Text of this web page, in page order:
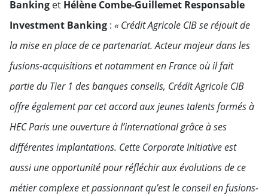
Banking et Hélène Combe-Guillemet Responsable
Investment Banking : « Crédit Agricole CIB se réjouit de
la mise en place de ce partenariat. Acteur majeur dans les
fusions-acquisitions et notamment en France où il fait
partie du Tier 1 des banques conseils, Crédit Agricole CIB
offre également par cet accord aux jeunes talents formés à
HEC Paris une ouverture à l’international grâce à ses
différentes implantations. Cette Corporate Initiative est
aussi une opportunité pour réfléchir aux évolutions de ce
métier complexe et passionnant qu’est le conseil en fusions-